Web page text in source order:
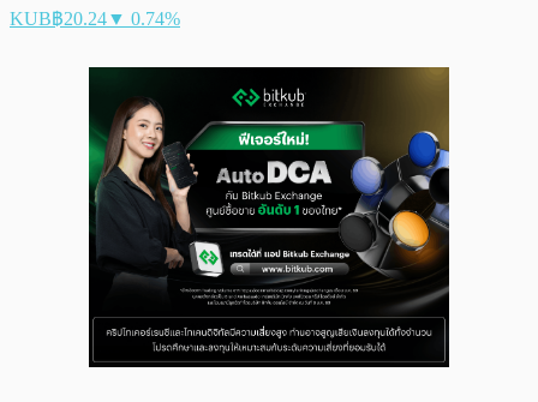
KUB฿20.24▼ 0.74%